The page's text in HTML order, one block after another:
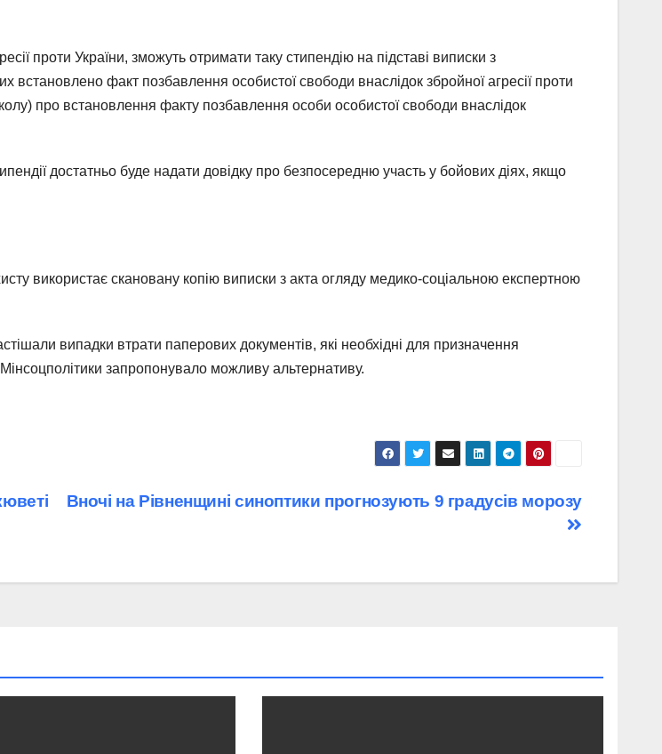
проти України, зможуть отримати таку стипендію на підставі виписки з
встановлено факт позбавлення особистої свободи внаслідок збройної агресії проти
про встановлення факту позбавлення особи особистої свободи внаслідок
достатньо буде надати довідку про безпосередню участь у бойових діях, якщо
використає скановану копію виписки з акта огляду медико-соціальною експертною
випадки втрати паперових документів, які необхідні для призначення
запропонувало можливу альтернативу.
Вночі на Рівненщині синоптики прогнозують 9 градусів морозу